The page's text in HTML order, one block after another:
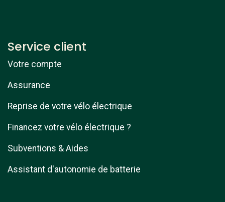
Service client
Votre compte
Assurance
Reprise de votre vélo électrique
Financez votre vélo électrique ?
Subventions & Aides
Assistant d'autonomie de batterie